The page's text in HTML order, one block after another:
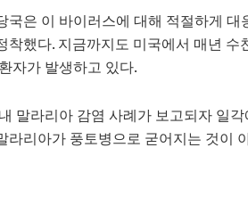
국은 이 바이러스에 대해 적절하게
착했다. 지금까지도 미국에서 매년 수
자가 발생하고 있다.
말라리아 감염 사례가 보고되자 일
라리아가 풍토병으로 굳어지는 것이